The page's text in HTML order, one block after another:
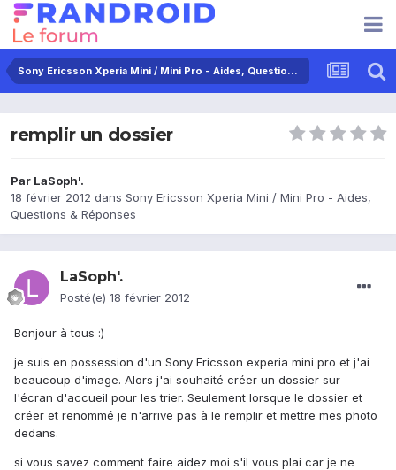
Sony Ericsson Xperia Mini / Mini Pro - Aides, Questions & Réponses
remplir un dossier
Par LaSoph'.
18 février 2012 dans Sony Ericsson Xperia Mini / Mini Pro - Aides,
Questions & Réponses
LaSoph'.
Posté(e) 18 février 2012
Bonjour à tous :)
je suis en possession d'un Sony Ericsson experia mini pro et j'ai
beaucoup d'image. Alors j'ai souhaité créer un dossier sur
l'écran d'accueil pour les trier. Seulement lorsque le dossier et
créer et renommé je n'arrive pas à le remplir et mettre mes photo
dedans.
si vous savez comment faire aidez moi s'il vous plai car je ne